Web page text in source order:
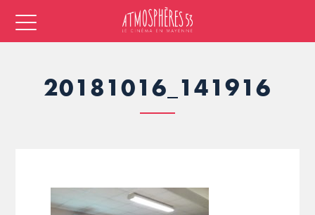
20181016_141916